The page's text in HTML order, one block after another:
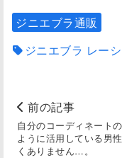
ジニエブラ通販
ジニエブラ レー
前の記事
自分のコーディネート
ように活用している男
くありません…。